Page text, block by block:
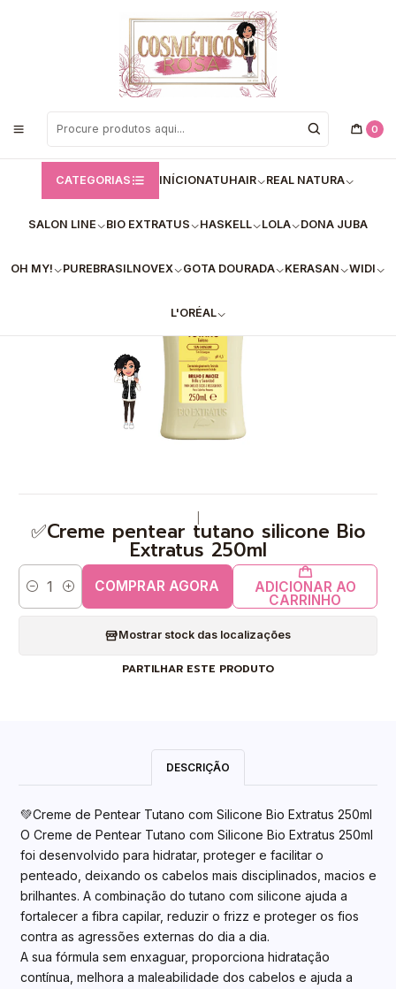
0
CATEGORIAS INÍCIONATUHAIR REAL NATURA
SALON LINE BIO EXTRATUS HASKELL LOLA DONA JUBA
OH MY! PUREBRASILNOVEX GOTA DOURADA KERASAN WIDI
L'ORÉAL
Bem vindos a Loja de Cosméticos Rosa!
✅Creme pentear tutano silicone Bio Extratus 250ml
✅Creme pentear tutano silicone Bio
Extratus 250ml
Quantidade ADICIONAR AO
CARRINHO
COMPRAR AGORA
Mostrar stock das localizações
PARTILHAR ESTE PRODUTO
DESCRIÇÃO
💚Creme de Pentear Tutano com Silicone Bio Extratus 250ml
O Creme de Pentear Tutano com Silicone Bio Extratus 250ml
foi desenvolvido para hidratar, proteger e facilitar o
penteado, deixando os cabelos mais disciplinados, macios e
brilhantes. A combinação do tutano com silicone ajuda a
fortalecer a fibra capilar, reduzir o frizz e proteger os fios
contra as agressões externas do dia a dia.
A sua fórmula sem enxaguar, proporciona hidratação
contínua, melhora a maleabilidade dos cabelos e ajuda a